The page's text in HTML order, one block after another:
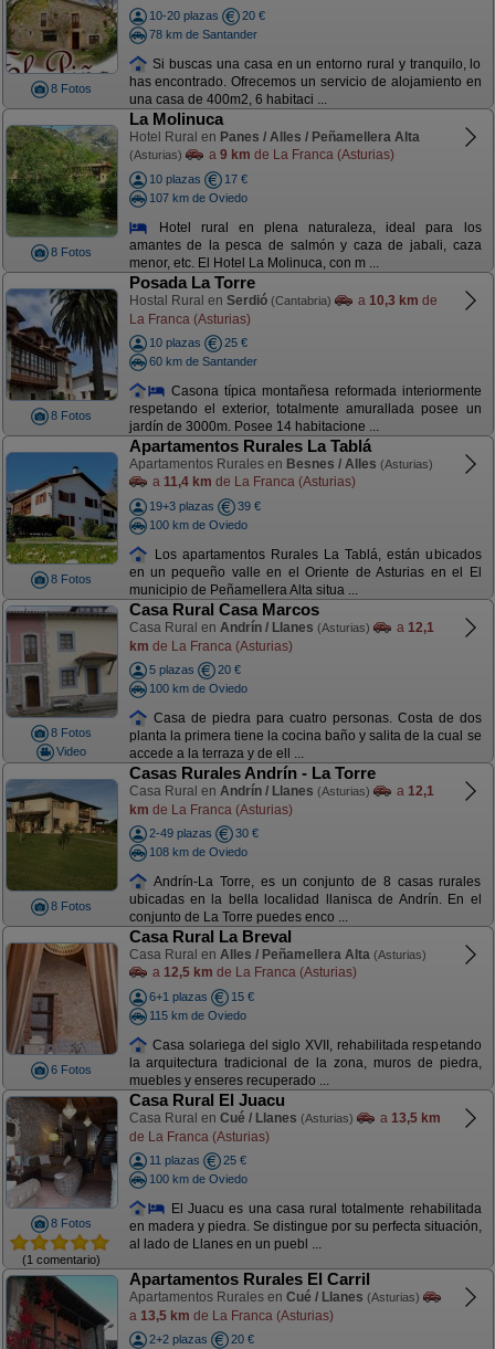
8 Fotos
10-20 plazas
20 €
78 km de Santander
Si buscas una casa en un entorno rural y tranquilo, lo
has encontrado. Ofrecemos un servicio de alojamiento en
una casa de 400m2, 6 habitaci ...
8 Fotos
La Molinuca
Hotel Rural en Panes / Alles / Peñamellera Alta
(Asturias) a 9 km de La Franca (Asturias)
10 plazas
17 €
107 km de Oviedo
Hotel rural en plena naturaleza, ideal para los
amantes de la pesca de salmón y caza de jabali, caza
menor, etc. El Hotel La Molinuca, con m ...
8 Fotos
Posada La Torre
Hostal Rural en Serdió (Cantabria) a 10,3 km de
La Franca (Asturias)
10 plazas
25 €
60 km de Santander
Casona típica montañesa reformada interiormente
respetando el exterior, totalmente amurallada posee un
jardín de 3000m. Posee 14 habitacione ...
8 Fotos
Apartamentos Rurales La Tablá
Apartamentos Rurales en Besnes / Alles (Asturias)
a 11,4 km de La Franca (Asturias)
19+3 plazas
39 €
100 km de Oviedo
Los apartamentos Rurales La Tablá, están ubicados
en un pequeño valle en el Oriente de Asturias en el El
municipio de Peñamellera Alta situa ...
8 Fotos
Video
Casa Rural Casa Marcos
Casa Rural en Andrín / Llanes (Asturias) a 12,1
km de La Franca (Asturias)
5 plazas
20 €
100 km de Oviedo
Casa de piedra para cuatro personas. Costa de dos
planta la primera tiene la cocina baño y salita de la cual se
accede a la terraza y de ell ...
8 Fotos
Casas Rurales Andrín - La Torre
Casa Rural en Andrín / Llanes (Asturias) a 12,1
km de La Franca (Asturias)
2-49 plazas
30 €
108 km de Oviedo
Andrín-La Torre, es un conjunto de 8 casas rurales
ubicadas en la bella localidad llanisca de Andrín. En el
conjunto de La Torre puedes enco ...
6 Fotos
Casa Rural La Breval
Casa Rural en Alles / Peñamellera Alta (Asturias)
a 12,5 km de La Franca (Asturias)
6+1 plazas
15 €
115 km de Oviedo
Casa solariega del siglo XVII, rehabilitada respetando
la arquitectura tradicional de la zona, muros de piedra,
muebles y enseres recuperado ...
8 Fotos
(1 comentario)
Casa Rural El Juacu
Casa Rural en Cué / Llanes (Asturias) a 13,5 km
de La Franca (Asturias)
11 plazas
25 €
100 km de Oviedo
El Juacu es una casa rural totalmente rehabilitada
en madera y piedra. Se distingue por su perfecta situación,
al lado de Llanes en un puebl ...
Apartamentos Rurales El Carril
Apartamentos Rurales en Cué / Llanes (Asturias)
a 13,5 km de La Franca (Asturias)
2+2 plazas
20 €